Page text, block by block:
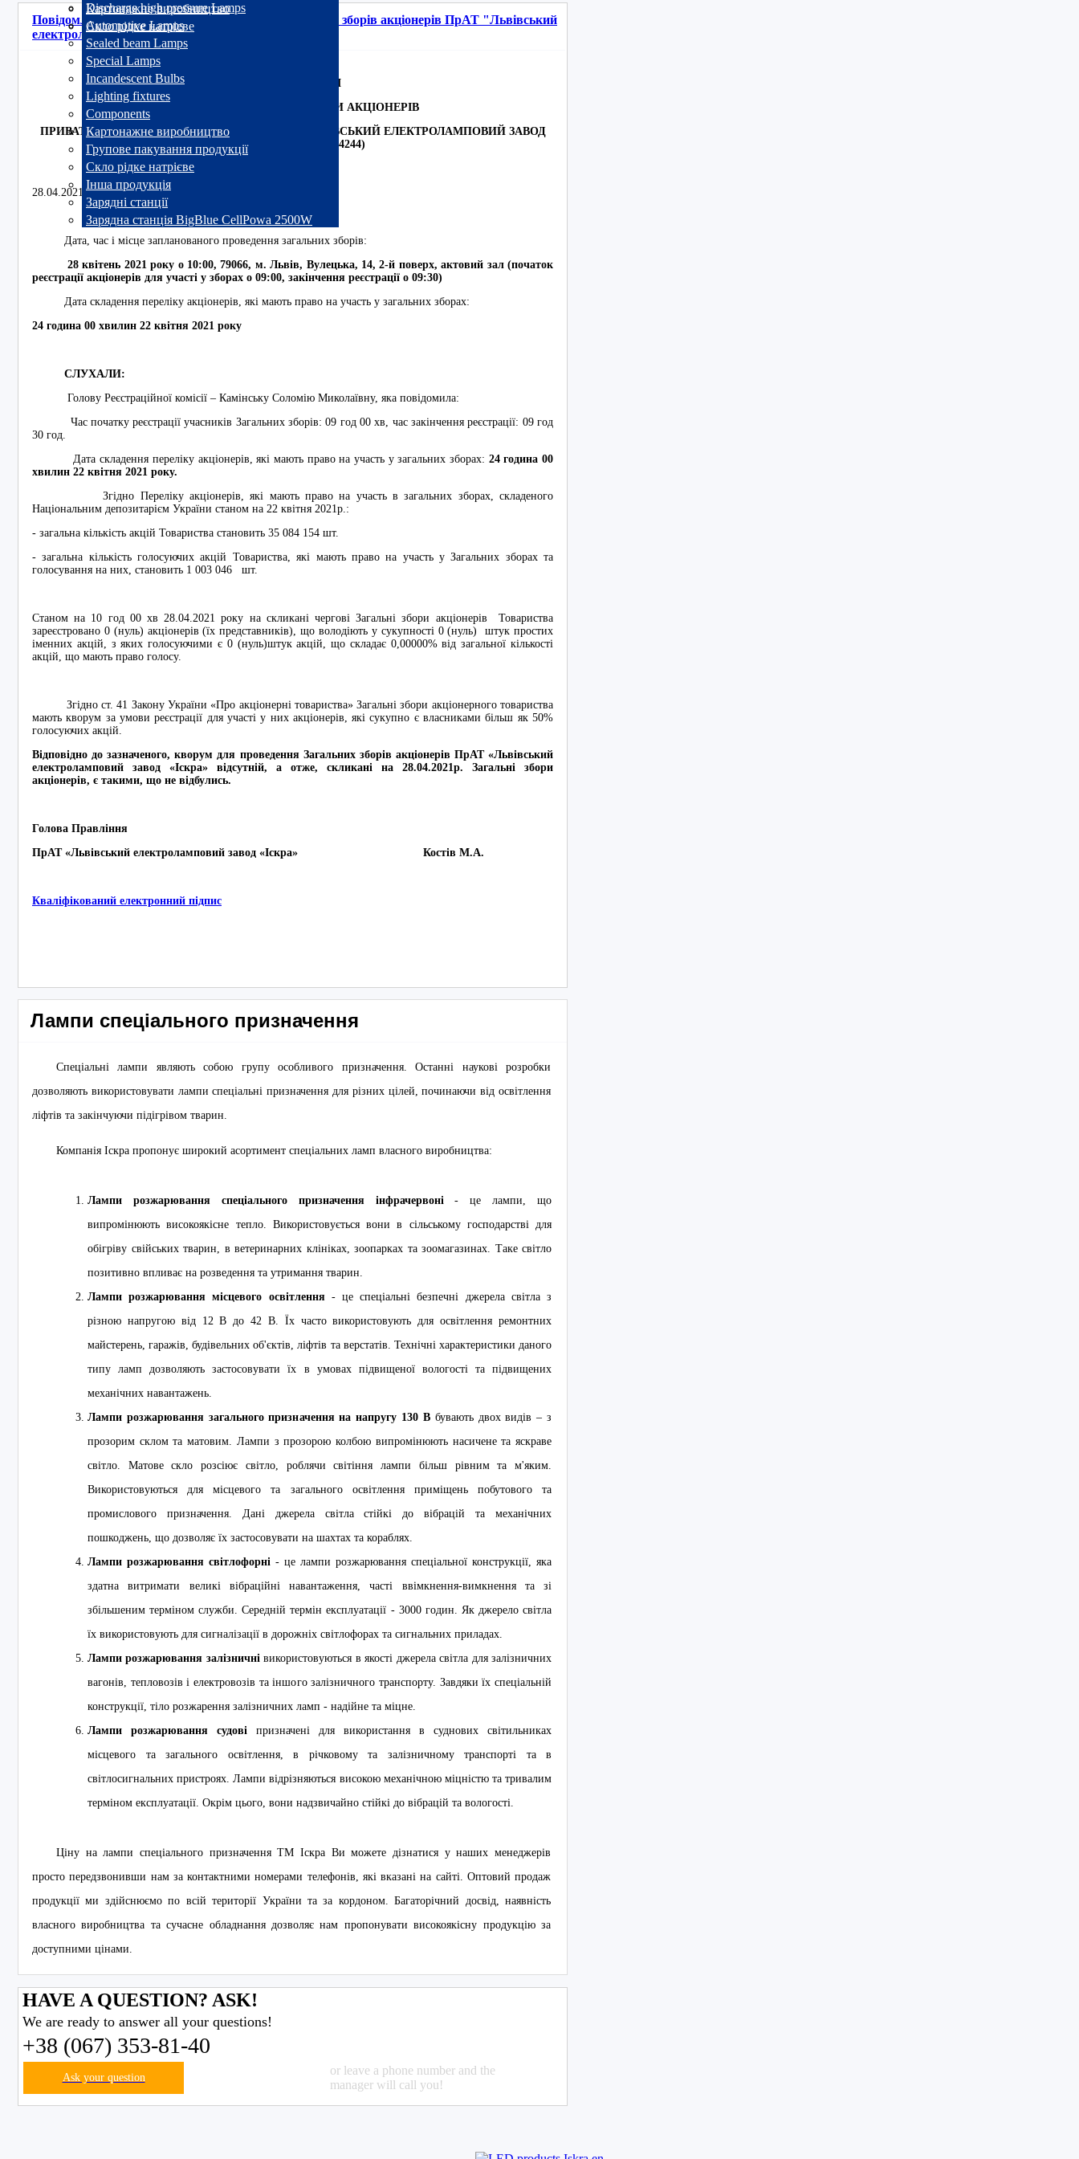
Discharge high pressure Lamps
Automotive Lamps
Sealed beam Lamps
Special Lamps
Incandescent Bulbs
Lighting fixtures
Components
Картонажне виробництво
Групове пакування продукції
Скло рідке натрієве
Інша продукція
Зарядні станції
Зарядна станція BigBlue CellPowa 2500W
Картонажне виробництво
Скло рідке натрієве
Повідомлення про результати проведення Загальних зборів акціонерів ПрАТ "Львівський
електроламповий завод "Іскра"
ПОВІДОМЛЕННЯ
ПРО ЧЕРГОВІ ЗАГАЛЬНІ ЗБОРИ АКЦІОНЕРІВ
ПРИВАТНОГО АКЦІОНЕРНОГО ТОВАРИСТВА «ЛЬВІВСЬКИЙ ЕЛЕКТРОЛАМПОВИЙ ЗАВОД
«ІСКРА» (ЄДРПО 00214244)
28.04.2021 року м. Львів, 79066, вул. Вулецька, 14
Дата, час і місце запланованого проведення загальних зборів:
28 квітень 2021 року о 10:00, 79066, м. Львів, Вулецька, 14, 2-й поверх, актовий зал (початок
реєстрації акціонерів для участі у зборах о 09:00, закінчення реєстрації о 09:30)
Дата складення переліку акціонерів, які мають право на участь у загальних зборах:
24 година 00 хвилин 22 квітня 2021 року
СЛУХАЛИ:
Голову Реєстраційної комісії – Камінську Соломію Миколаївну, яка повідомила:
Час початку реєстрації учасників Загальних зборів: 09 год 00 хв, час закінчення реєстрації: 09 год
30 год.
Дата складення переліку акціонерів, які мають право на участь у загальних зборах: 24 година 00
хвилин 22 квітня 2021 року.
Згідно Переліку акціонерів, які мають право на участь в загальних зборах, складеного
Національним депозитарієм України станом на 22 квітня 2021р.:
- загальна кількість акцій Товариства становить 35 084 154 шт.
- загальна кількість голосуючих акцій Товариства, які мають право на участь у Загальних зборах та
голосування на них, становить 1 003 046 шт.
Станом на 10 год 00 хв 28.04.2021 року на скликані чергові Загальні збори акціонерів Товариства
зареєстровано 0 (нуль) акціонерів (їх представників), що володіють у сукупності 0 (нуль) штук простих
іменних акцій, з яких голосуючими є 0 (нуль)штук акцій, що складає 0,00000% від загальної кількості
акцій, що мають право голосу.
Згідно ст. 41 Закону України «Про акціонерні товариства» Загальні збори акціонерного товариства
мають кворум за умови реєстрації для участі у них акціонерів, які сукупно є власниками більш як 50%
голосуючих акцій.
Відповідно до зазначеного, кворум для проведення Загальних зборів акціонерів ПрАТ «Львівський
електроламповий завод «Іскра» відсутній, а отже, скликані на 28.04.2021р. Загальні збори
акціонерів, є такими, що не відбулись.
Голова Правління
ПрАТ «Львівський електроламповий завод «Іскра» Костів М.А.
Кваліфікований електронний підпис
Лампи спеціального призначення
Спеціальні лампи являють собою групу особливого призначення. Останні наукові розробки
дозволяють використовувати лампи спеціальні призначення для різних цілей, починаючи від освітлення
ліфтів та закінчуючи підігрівом тварин.
Компанія Іскра пропонує широкий асортимент спеціальних ламп власного виробництва:
Лампи розжарювання спеціального призначення інфрачервоні- це лампи, що
випромінюють високоякісне тепло. Використовується вони в сільському господарстві для
обігріву свійських тварин, в ветеринарних клініках, зоопарках та зоомагазинах. Таке світло
позитивно впливає на розведення та утримання тварин.
Лампи розжарювання місцевого освітлення- це спеціальні безпечні джерела світла з
різною напругою від 12 В до 42 В. Їх часто використовують для освітлення ремонтних
майстерень, гаражів, будівельних об'єктів, ліфтів та верстатів. Технічні характеристики даного
типу ламп дозволяють застосовувати їх в умовах підвищеної вологості та підвищених
механічних навантажень.
Лампи розжарювання загального призначення на напругу 130 Вбувають двох видів – з
прозорим склом та матовим. Лампи з прозорою колбою випромінюють насичене та яскраве
світло. Матове скло розсіює світло, роблячи світіння лампи більш рівним та м'яким.
Використовуються для місцевого та загального освітлення приміщень побутового та
промислового призначення. Дані джерела світла стійкі до вібрацій та механічних
пошкоджень, що дозволяє їх застосовувати на шахтах та кораблях.
Лампи розжарювання світлофорні - це лампи розжарювання спеціальної конструкції, яка
здатна витримати великі вібраційні навантаження, часті ввімкнення-вимкнення та зі
збільшеним терміном служби. Середній термін експлуатації - 3000 годин. Як джерело світла
їх використовують для сигналізації в дорожніх світлофорах та сигнальних приладах.
Лампи розжарювання залізничнівикористовуються в якості джерела світла для залізничних
вагонів, тепловозів і електровозів та іншого залізничного транспорту. Завдяки їх спеціальній
конструкції, тіло розжарення залізничних ламп - надійне та міцне.
Лампи розжарювання судові призначені для використання в суднових світильниках
місцевого та загального освітлення, в річковому та залізничному транспорті та в
світлосигнальних пристроях. Лампи відрізняються високою механічною міцністю та тривалим
терміном експлуатації. Окрім цього, вони надзвичайно стійкі до вібрацій та вологості.
Ціну на лампи спеціального призначення ТМ Іскра Ви можете дізнатися у наших менеджерів
просто передзвонивши нам за контактними номерами телефонів, які вказані на сайті. Оптовий продаж
продукції ми здійснюємо по всій території України та за кордоном. Багаторічний досвід, наявність
власного виробництва та сучасне обладнання дозволяє нам пропонувати високоякісну продукцію за
доступними цінами.
HAVE A QUESTION? ASK!
We are ready to answer all your questions!
+38 (067) 353-81-40
Ask your question
or leave a phone number and the
manager will call you!